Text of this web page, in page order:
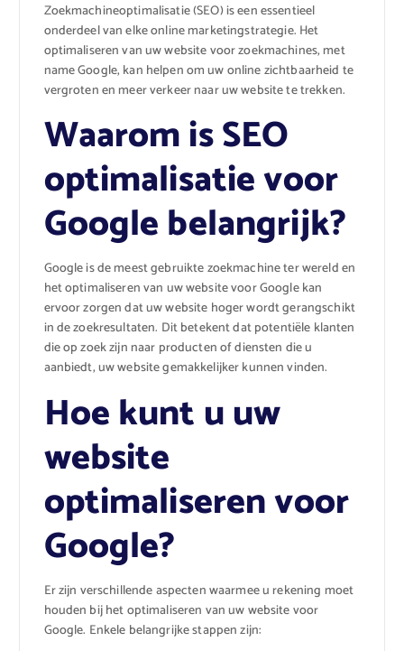
Zoekmachineoptimalisatie (SEO) is een essentieel
onderdeel van elke online marketingstrategie. Het
optimaliseren van uw website voor zoekmachines, met
name Google, kan helpen om uw online zichtbaarheid te
vergroten en meer verkeer naar uw website te trekken.
Waarom is SEO
optimalisatie voor
Google belangrijk?
Google is de meest gebruikte zoekmachine ter wereld en
het optimaliseren van uw website voor Google kan
ervoor zorgen dat uw website hoger wordt gerangschikt
in de zoekresultaten. Dit betekent dat potentiële klanten
die op zoek zijn naar producten of diensten die u
aanbiedt, uw website gemakkelijker kunnen vinden.
Hoe kunt u uw
website
optimaliseren voor
Google?
Er zijn verschillende aspecten waarmee u rekening moet
houden bij het optimaliseren van uw website voor
Google. Enkele belangrijke stappen zijn: